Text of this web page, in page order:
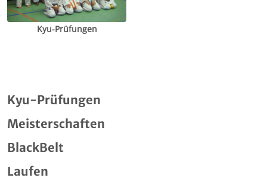
Kyu-Prüfungen
Kyu-Prüfungen
Meisterschaften
BlackBelt
Laufen